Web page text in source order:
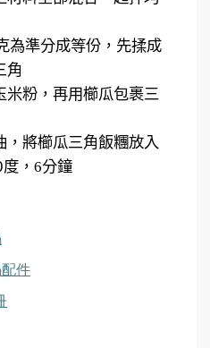
為準分成等份，先揉成
角
米粉，再用櫛瓜包裹三
，將櫛瓜三角飯糰放入
度， 6分鐘
件